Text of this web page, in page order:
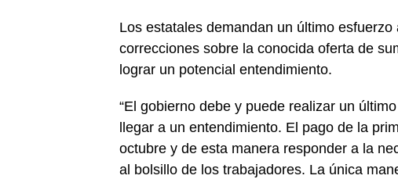
Los estatales demandan un último
correcciones sobre la conocida oferta de
lograr un potencial entendimiento.
“El gobierno debe y puede realizar un
llegar a un entendimiento. El pago de la
octubre y de esta manera responder a la
al bolsillo de los trabajadores. La única